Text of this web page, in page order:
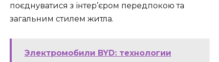
поєднуватися з інтер’єром передпокою та
загальним стилем житла.
Электромобили BYD: технологии